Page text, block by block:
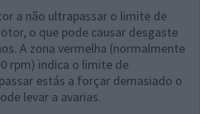
a não ultrapassar o limite de
o que pode causar desgaste
A zona vermelha (normalmente
rpm) indica o limite de
estás a forçar demasiado o
levar a avarias.